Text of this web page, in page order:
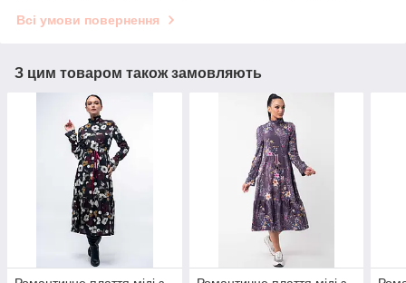
Всі умови повернення
З цим товаром також замовляють